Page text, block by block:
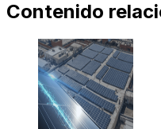
Contenido